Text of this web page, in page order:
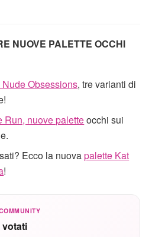
NUOVE PALETTE OCCHI
Obsessions, tre varianti di
Run, nuove paletteocchi sui
Ecco la nuovapalette Kat
!
votati